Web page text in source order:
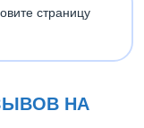
страницу
НА